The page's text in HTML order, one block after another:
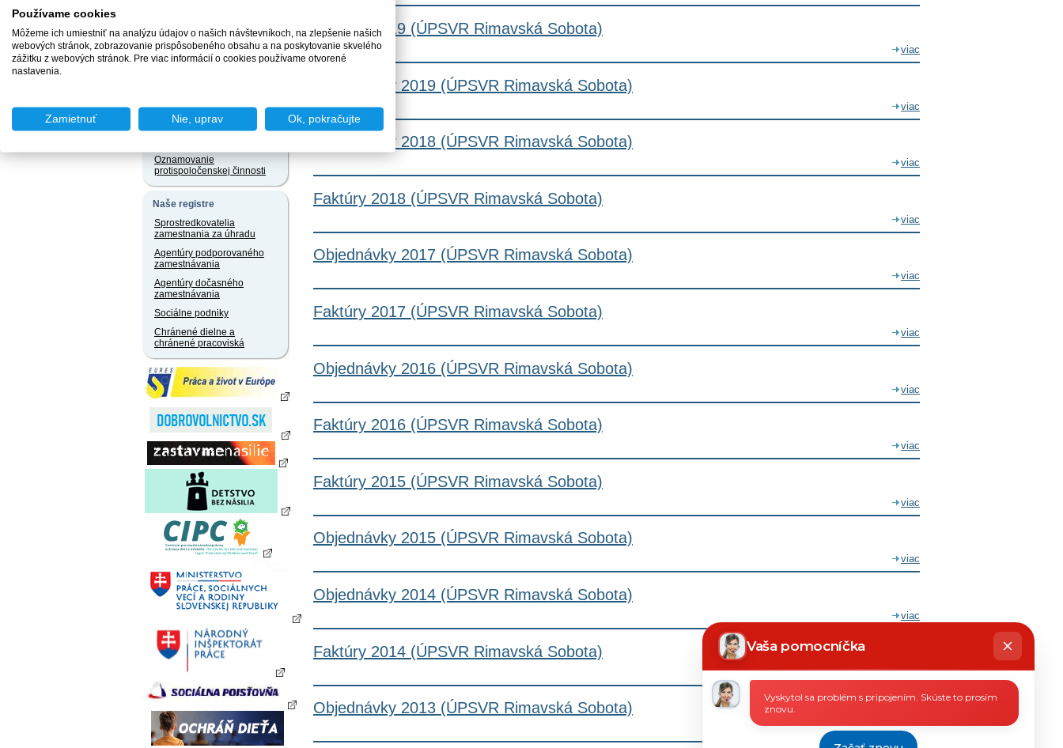
Vzory žiadostí v slovenskom
jazyku a iných jazykoch
Právne predpisy
Slobodný prístup k
informáciám
Oznamovanie
protispoločenskej činnosti
Naše registre
Sprostredkovatelia
zamestnania za úhradu
Agentúry podporovaného
zamestnávania
Agentúry dočasného
zamestnávania
Sociálne podniky
Chránené dielne a
chránené pracoviská
Faktúry 2019 (ÚPSVR Rimavská Sobota)
viac
Objednávky 2019 (ÚPSVR Rimavská Sobota)
viac
Objednávky 2018 (ÚPSVR Rimavská Sobota)
viac
Faktúry 2018 (ÚPSVR Rimavská Sobota)
viac
Objednávky 2017 (ÚPSVR Rimavská Sobota)
viac
Faktúry 2017 (ÚPSVR Rimavská Sobota)
viac
Objednávky 2016 (ÚPSVR Rimavská Sobota)
viac
Faktúry 2016 (ÚPSVR Rimavská Sobota)
viac
Faktúry 2015 (ÚPSVR Rimavská Sobota)
viac
Objednávky 2015 (ÚPSVR Rimavská Sobota)
viac
Objednávky 2014 (ÚPSVR Rimavská Sobota)
viac
Faktúry 2014 (ÚPSVR Rimavská Sobota)
viac
Objednávky 2013 (ÚPSVR Rimavská Sobota)
viac
Vaša pomocníčka
Chatbot
píše
Vyskytol sa problém s pripojením. Skúste to prosím
znovu.
Používame cookies
Môžeme ich umiestniť na analýzu údajov o našich návštevníkoch, na zlepšenie našich
webových stránok, zobrazovanie prispôsobeného obsahu a na poskytovanie skvelého
zážitku z webových stránok. Pre viac informácií o cookies používame otvorené
nastavenia.
Zamietnuť Nie, uprav Ok, pokračujte